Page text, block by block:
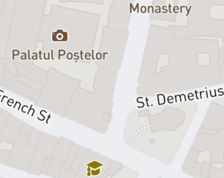
Funny Games nu este un thriller despre agresori și victime. Este o
întrebare lungă și incomodă despre fragilitatea civilizației. Ce mai
rămâne din bunătate când regulile dispar? Ce valoare mai au
educația, politețea sau ideea de familie când răul nu are motivație și
nu caută explicații?
Într-un univers scenic auster și hipnotic, spectacolul transformă
violența într-un teritoriu al așteptării, al tăcerii și al imposibilității de
a privi în altă parte. Pentru că poate întrebarea nu este de ce se
întâmplă ceva atât de monstruos. Poate întrebarea este: în ce
moment am început să credem că nu ni se poate întâmpla nouă?
Spectacolul continuă o direcție artistică asumată de regizorul
Botond Nagy în jurul violenței, abuzului și mecanismelor prin care
răul devine azi o normalitate. O direcție începută în 2025 cu
montat la naționalul târgumureșean, inspirat
tot din cinematografia mondială, unde violența familială și